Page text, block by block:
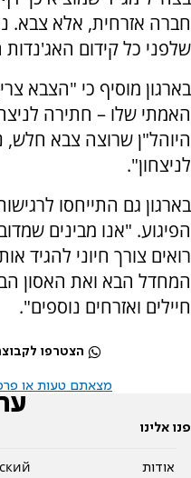
חברה אזרחית, אלא
שלפני כל קידום האג'נדות
בארגון מוסיף כי "הצבא
האמתי שלו – חתירה
היוהל"ן שרוצה צבא חלש,
לניצחון".
בארגון גם התייחסו
הפיגוע. "אנו מבינים
רואים צורך חיוני להגיד
המחדל הבא ואת האסון
חיילים ואזרחים נוספים".
הצטרפו
מצאתם טעות או
פנו אלינו
אודות